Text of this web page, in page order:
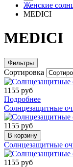
Женские
MEDICI
MEDICI
Фильтры
Сортировка
1155 руб
Подробнее
Солнцезащитные
1155 руб
В корзину
Солнцезащитные
1155 руб